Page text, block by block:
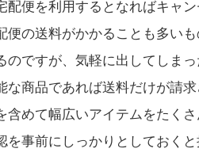
配便を利用するとなればキャ
便の送料がかかることも多い
のですが、気軽に出してしま
な商品であれば送料だけが請
含めて幅広いアイテムをたく
を事前にしっかりとしておくと